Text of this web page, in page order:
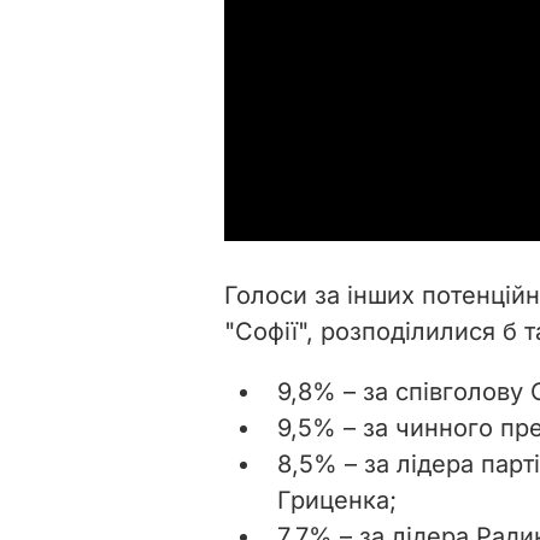
Голоси за інших
"Софії", розподілилися б
9,8% – за
9,5% – за чинного
8,5% – за лідера
Гриценка;